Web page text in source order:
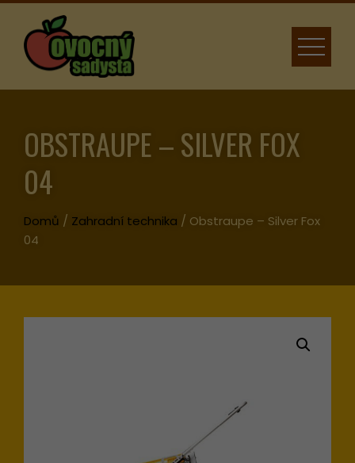
Skip
content
OBSTRAUPE – SILVER FOX
04
Domů / Zahradní technika / Obstraupe – Silver Fox
04